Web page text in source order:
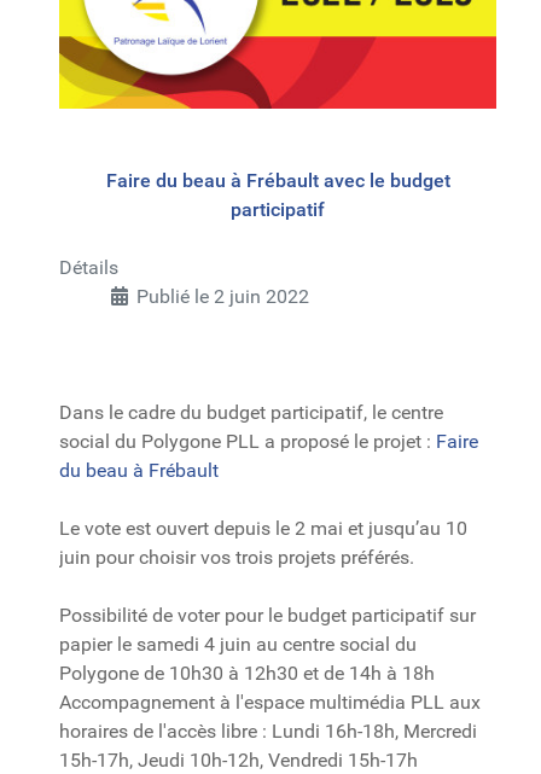
Faire du beau à Frébault avec le budget
participatif
Détails
Publié le 2 juin 2022
Dans le cadre du budget participatif, le centre
social du Polygone PLL a proposé le projet : Faire
du beau à Frébault
Le vote est ouvert depuis le 2 mai et jusqu’au 10
juin pour choisir vos trois projets préférés.
Possibilité de voter pour le budget participatif sur
papier le samedi 4 juin au centre social du
Polygone de 10h30 à 12h30 et de 14h à 18h
Accompagnement à l'espace multimédia PLL aux
horaires de l'accès libre : Lundi 16h-18h, Mercredi
15h-17h, Jeudi 10h-12h, Vendredi 15h-17h